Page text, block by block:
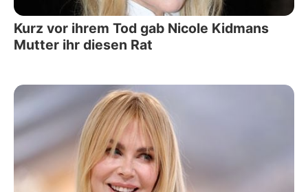
Kurz vor ihrem Tod gab Nicole Kidmans
Mutter ihr diesen Rat